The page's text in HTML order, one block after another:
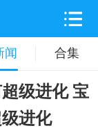
闻 合集
级进化 宝
进化